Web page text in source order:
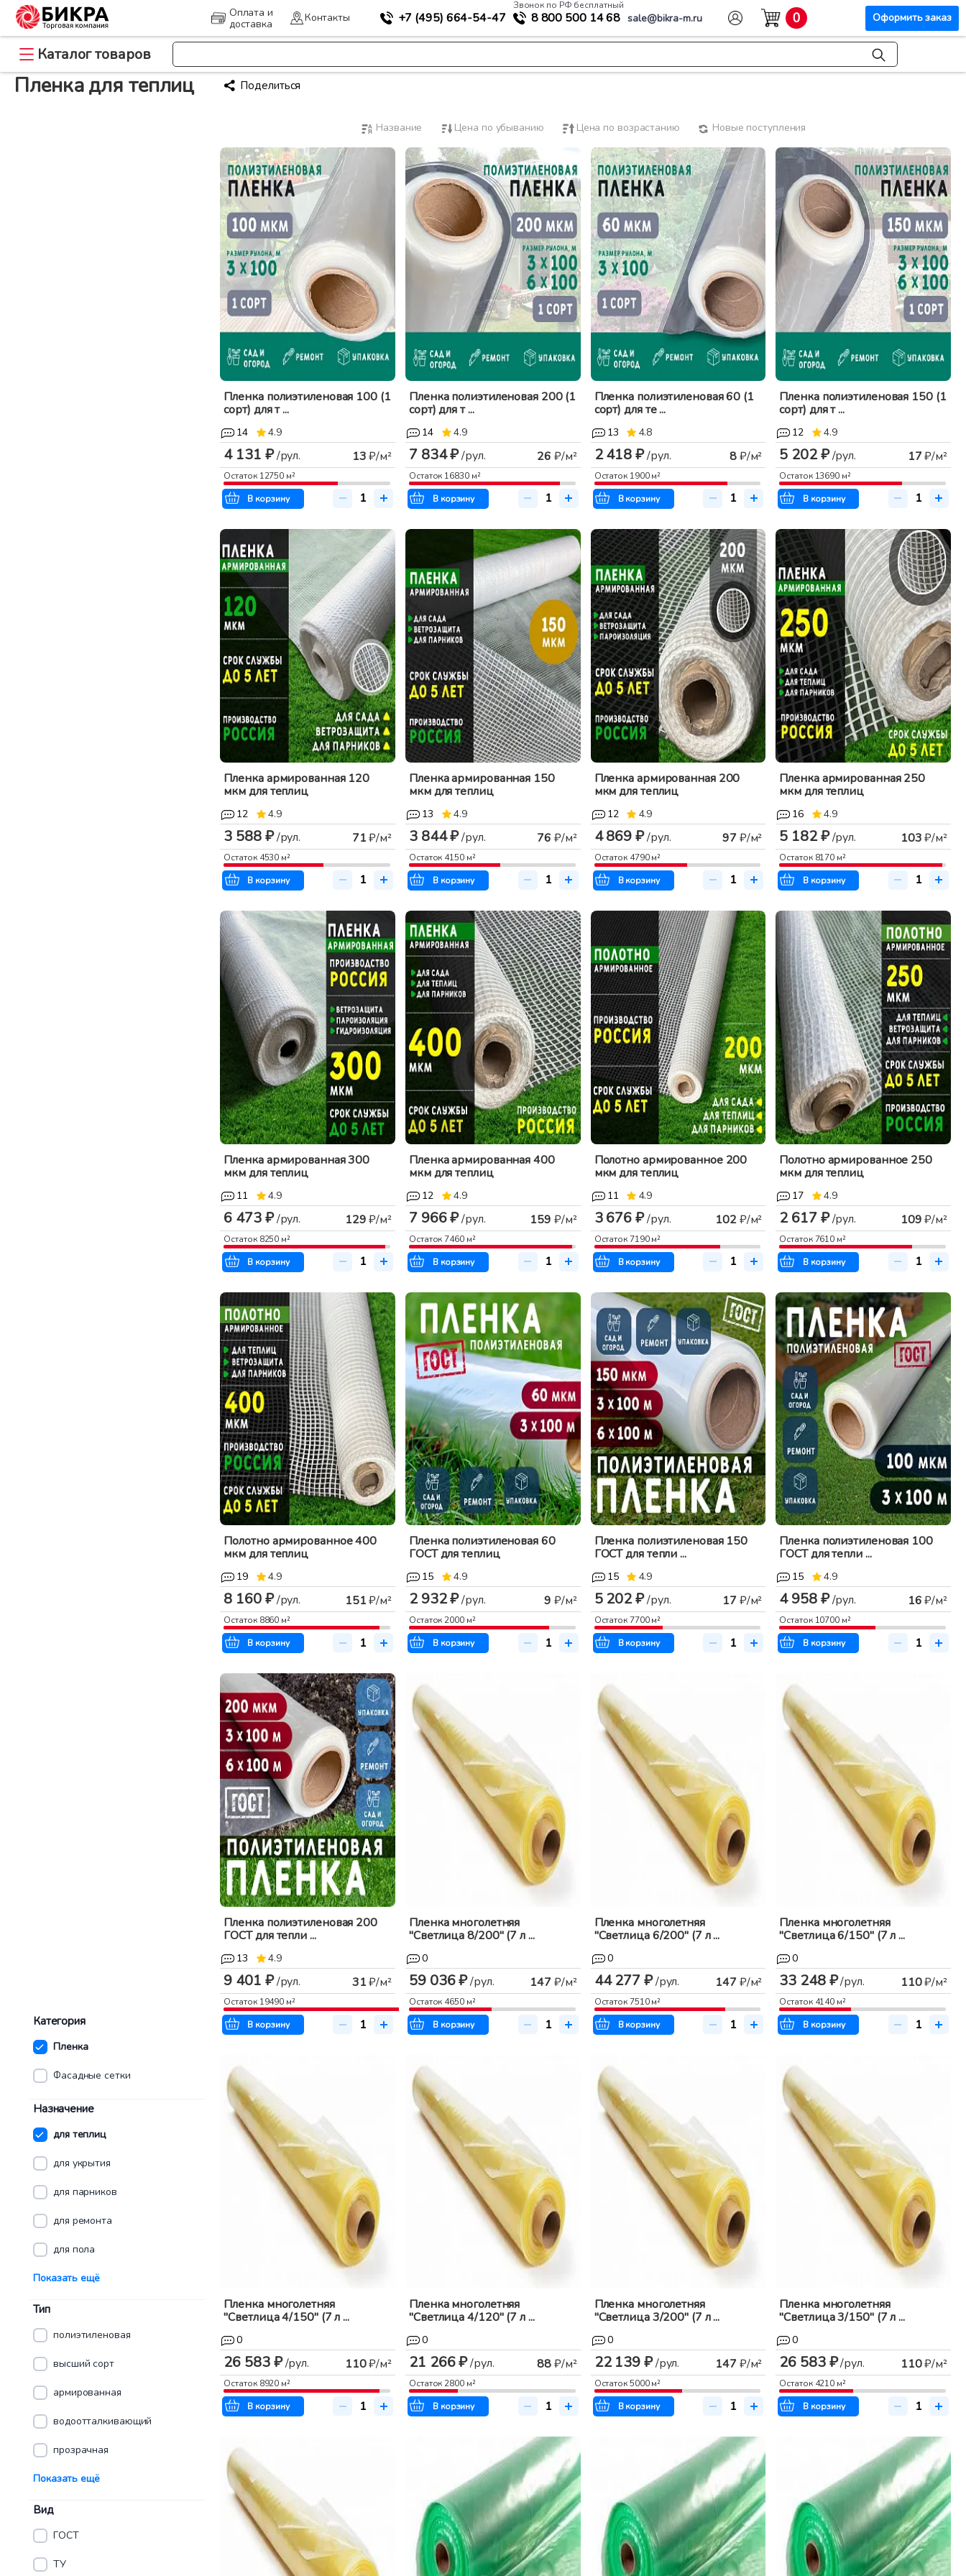
Оплата и
доставка
Контакты +7 (495) 664-54-47
Звонок по РФ бесплатный
8 800 500 14 68 sale@bikra-m.ru 0 Оформить заказ
Каталог товаров
Главная >Пленка для теплиц
Пленка для теплиц Поделиться
Категория
Пленка
Фасадные сетки
Назначение
для теплиц
для укрытия
для парников
для ремонта
для пола
Показать ещё
Тип
полиэтиленовая
высший сорт
армированная
водоотталкивающий
прозрачная
Показать ещё
Вид
ГОСТ
ТУ
Название Цена по убыванию Цена по возрастанию Новые поступления
Пленка полиэтиленовая 100 (1
сорт) для т ...
14 4.9
4 131 ₽/рул. 13₽/м²
Остаток 12750 м²
В корзину
Пленка полиэтиленовая 200 (1
сорт) для т ...
14 4.9
7 834 ₽/рул. 26 ₽/м²
Остаток 16830м²
В корзину
Пленка полиэтиленовая 60 (1
сорт) для те ...
13 4.8
2 418 ₽/рул. 8₽/м²
Остаток 1900м²
В корзину
Пленка полиэтиленовая 150 (1
сорт) для т ...
12 4.9
5 202 ₽/рул. 17₽/м²
Остаток 13690 м²
В корзину
Пленка армированная 120
мкм для теплиц
12 4.9
3 588 ₽/рул. 71₽/м²
Остаток 4530 м²
В корзину
Пленка армированная 150
мкм для теплиц
13 4.9
3 844 ₽/рул. 76 ₽/м²
Остаток 4150м²
В корзину
Пленка армированная 200
мкм для теплиц
12 4.9
4 869 ₽/рул. 97₽/м²
Остаток 4790м²
В корзину
Пленка армированная 250
мкм для теплиц
16 4.9
5 182 ₽/рул. 103₽/м²
Остаток 8170 м²
В корзину
Пленка армированная 300
мкм для теплиц
11 4.9
6 473 ₽/рул. 129₽/м²
Остаток 8250 м²
В корзину
Пленка армированная 400
мкм для теплиц
12 4.9
7 966 ₽/рул. 159 ₽/м²
Остаток7460м²
В корзину
Полотно армированное 200
мкм для теплиц
11 4.9
3 676 ₽/рул. 102₽/м²
Остаток7190м²
В корзину
Полотно армированное 250
мкм для теплиц
17 4.9
2 617 ₽/рул. 109₽/м²
Остаток7610 м²
В корзину
Полотно армированное 400
мкм для теплиц
19 4.9
8 160 ₽/рул. 151₽/м²
Остаток 8860 м²
В корзину
Пленка полиэтиленовая 60
ГОСТ для теплиц
15 4.9
2 932 ₽/рул. 9 ₽/м²
Остаток2000м²
В корзину
Пленка полиэтиленовая 150
ГОСТ для тепли ...
15 4.9
5 202 ₽/рул. 17₽/м²
Остаток7700м²
В корзину
Пленка полиэтиленовая 100
ГОСТ для тепли ...
15 4.9
4 958 ₽/рул. 16₽/м²
Остаток 10700 м²
В корзину
Пленка полиэтиленовая 200
ГОСТ для тепли ...
13 4.9
9 401 ₽/рул. 31₽/м²
Остаток 19490 м²
В корзину
Пленка многолетняя
"Светлица 8/200" (7 л ...
0
59 036 ₽/рул. 147₽/м²
Остаток 4650м²
В корзину
Пленка многолетняя
"Светлица 6/200" (7 л ...
0
44 277 ₽/рул. 147₽/м²
Остаток7510м²
В корзину
Пленка многолетняя
"Светлица 6/150" (7 л ...
0
33 248 ₽/рул. 110₽/м²
Остаток 4140 м²
В корзину
Пленка многолетняя
"Светлица 4/150" (7 л ...
0
26 583 ₽/рул. 110₽/м²
Остаток 8920 м²
В корзину
Пленка многолетняя
"Светлица 4/120" (7 л ...
0
21 266 ₽/рул. 88₽/м²
Остаток2800м²
В корзину
Пленка многолетняя
"Светлица 3/200" (7 л ...
0
22 139 ₽/рул. 147₽/м²
Остаток5000м²
В корзину
Пленка многолетняя
"Светлица 3/150" (7 л ...
0
26 583 ₽/рул. 110₽/м²
Остаток 4210 м²
В корзину